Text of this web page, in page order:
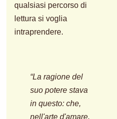
qualsiasi percorso di
lettura si voglia
intraprendere.
“La ragione del
suo potere stava
in questo: che,
nell'arte d'amare,